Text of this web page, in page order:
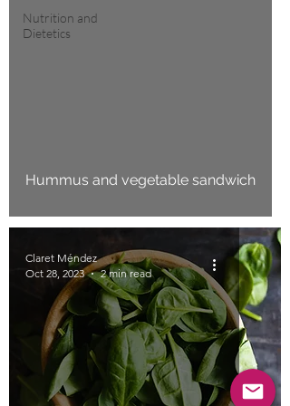
Nutrition and
Dietetics
Hummus and vegetable sandwich
Claret Méndez
Oct 28, 2023
2 min read